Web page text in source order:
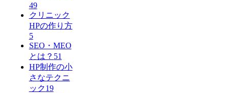
49
クリニック
HPの作り方
5
SEO・MEO
とは？ 51
HP制作の小
さなテクニ
ック19